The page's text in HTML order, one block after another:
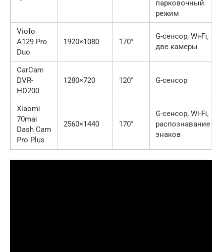
парковочный
режим
Viofo
A129 Pro
Duo
1920×1080 170°
G-сенсор, Wi-Fi,
две камеры
CarCam
DVR-
HD200
1280×720 120° G-сенсор
Xiaomi
70mai
Dash Cam
Pro Plus
2560×1440 170°
G-сенсор, Wi-Fi,
распознавание
знаков